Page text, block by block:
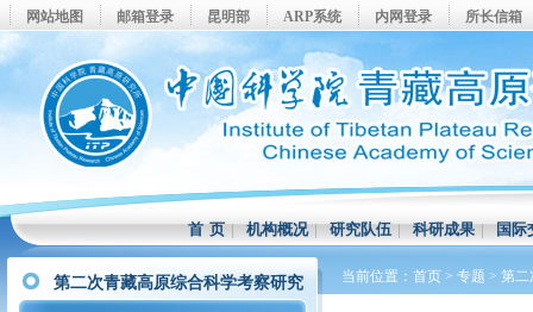
网站地图 邮箱登录 昆明部 ARP系统 内网登录 所长信箱
首 页|机构概况|研究队伍|科研成果|国际
第二次青藏高原综合科学考察研究 当前位置： 首页 > 专题 > 第二